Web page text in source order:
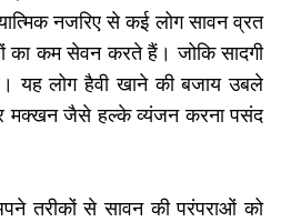
नजरिए से कई लोग सावन व्रत
का कम सेवन करते हैं। जोकि सादगी
यह लोग हैवी खाने की बजाय उबले
मक्खन जैसे हल्के व्यंजन करना पसंद
तरीकों से सावन की परंपराओं को